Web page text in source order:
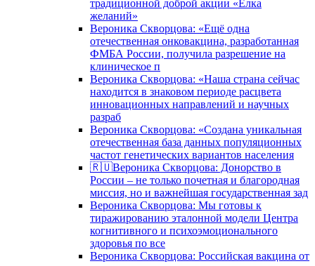
традиционной доброй акции «Ёлка
желаний»
Вероника Скворцова: «Ещё одна
отечественная онковакцина, разработанная
ФМБА России, получила разрешение на
клиническое п
Вероника Скворцова: «Наша страна сейчас
находится в знаковом периоде расцвета
инновационных направлений и научных
разраб
Вероника Скворцова: «Создана уникальная
отечественная база данных популяционных
частот генетических вариантов населения
🇷🇺Вероника Скворцова: Донорство в
России – не только почетная и благородная
миссия, но и важнейшая государственная зад
Вероника Скворцова: Мы готовы к
тиражированию эталонной модели Центра
когнитивного и психоэмоционального
здоровья по все
Вероника Скворцова: Российская вакцина от